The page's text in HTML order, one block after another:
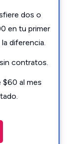
dos o
en tu primer
diferencia.
contratos.
$60 al mes